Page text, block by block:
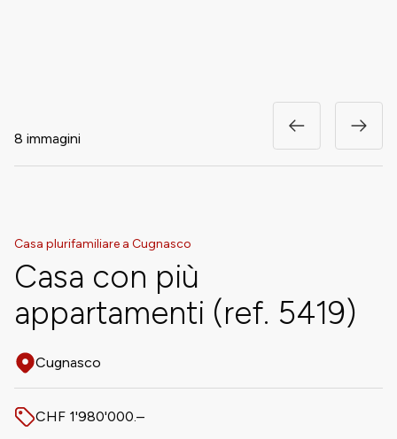
8 immagini
Casa plurifamiliare a Cugnasco
Casa con più
appartamenti (ref. 5419)
Adresse
Cugnasco
Prezzo
CHF 1'980'000.–